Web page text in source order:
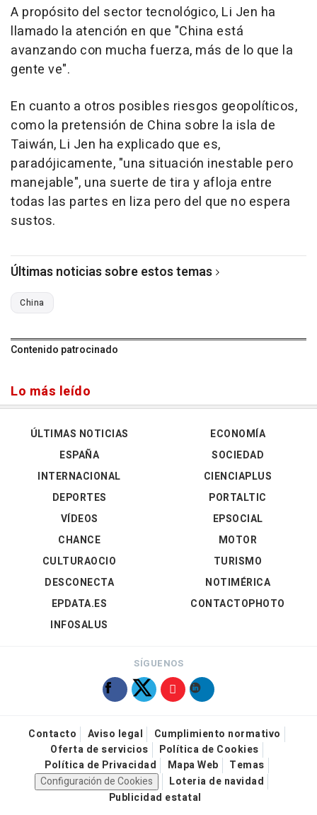
A propósito del sector tecnológico, Li Jen ha
llamado la atención en que "China está
avanzando con mucha fuerza, más de lo que la
gente ve".
En cuanto a otros posibles riesgos geopolíticos,
como la pretensión de China sobre la isla de
Taiwán, Li Jen ha explicado que es,
paradójicamente, "una situación inestable pero
manejable", una suerte de tira y afloja entre
todas las partes en liza pero del que no espera
sustos.
Últimas noticias sobre estos temas
China
Contenido patrocinado
Lo más leído
ÚLTIMAS NOTICIAS
ESPAÑA
INTERNACIONAL
DEPORTES
VÍDEOS
ECONOMÍA
SOCIEDAD
CIENCIAPLUS
PORTALTIC
EPSOCIAL
CHANCE
CULTURAOCIO
DESCONECTA
EPDATA.ES
INFOSALUS
MOTOR
TURISMO
NOTIMÉRICA
CONTACTOPHOTO
SÍGUENOS
Contacto Aviso legal
Cumplimiento normativo
Oferta de servicios
Política de Cookies
Política de Privacidad
Mapa Web
Temas
Configuración de Cookies
Loteria de navidad
Publicidad estatal